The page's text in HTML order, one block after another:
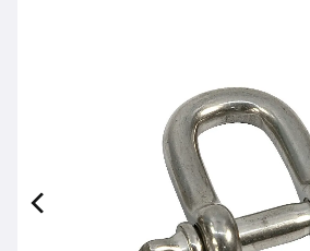
Lyftögla M12 Din582 2St 0,34T